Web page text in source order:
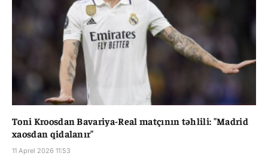
Toni Kroosdan Bavariya-Real matçının təhlili: "Madrid
xaosdan qidalanır"
11 Aprel 2026 11:53